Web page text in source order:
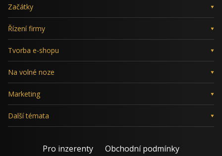
Začátky
Řízení firmy
Tvorba e-shopu
Na volné noze
Marketing
Další témata
Pro inzerenty Obchodní podmínky